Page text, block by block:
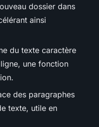
dossier dans
ainsi
du texte caractère
une fonction
des paragraphes
texte, utile en